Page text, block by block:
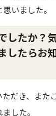
いました。
したか？
したらお
だき、また
した。